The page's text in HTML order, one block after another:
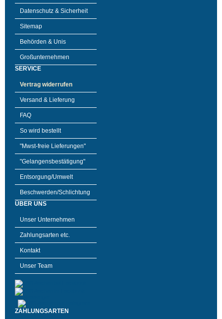
Datenschutz & Sicherheit
Sitemap
Behörden & Unis
Großunternehmen
SERVICE
Vertrag widerrufen
Versand & Lieferung
FAQ
So wird bestellt
"Mwst-freie Lieferungen"
"Gelangensbestätigung"
Entsorgung/Umwelt
Beschwerden/Schlichtung
ÜBER UNS
Unser Unternehmen
Zahlungsarten etc.
Kontakt
Unser Team
ZAHLUNGSARTEN